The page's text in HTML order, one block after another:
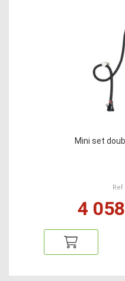
Mini set
Ref
4